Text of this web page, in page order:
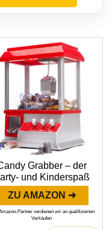
Grabber – der
und Kinderspaß
ZU AMAZON ➜
Partner verdienen wir an qualifizierten
Verkäufen